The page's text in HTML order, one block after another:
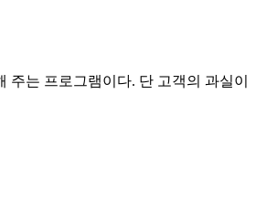
는 프로그램이다. 단 고객의 과실이